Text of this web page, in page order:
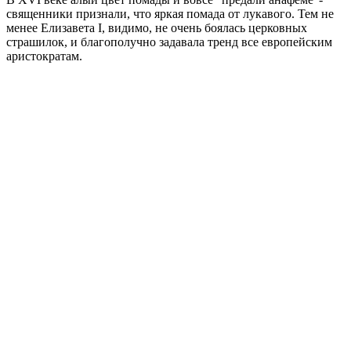
священники признали, что яркая помада от лукавого. Тем не
менее Елизавета I, видимо, не очень боялась церковных
страшилок, и благополучно задавала тренд все европейским
аристократам.